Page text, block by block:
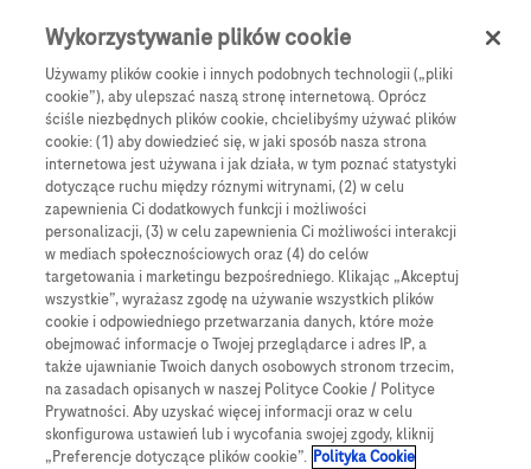
Skip navigation Menu
Ścieżka nawigacyjna
Wsparcie produktowe
Szkolenia i pomoc
Wsparcie produktowe
Wykorzystywanie plików cookie
Używamy plików cookie i innych podobnych technologii („pliki
cookie”), aby ulepszać naszą stronę internetową. Oprócz
ściśle niezbędnych plików cookie, chcielibyśmy używać plików
cookie: (1) aby dowiedzieć się, w jaki sposób nasza strona
internetowa jest używana i jak działa, w tym poznać statystyki
dotyczące ruchu między róznymi witrynami, (2) w celu
zapewnienia Ci dodatkowych funkcji i możliwości
personalizacji, (3) w celu zapewnienia Ci możliwości interakcji
w mediach społecznościowych oraz (4) do celów
targetowania i marketingu bezpośredniego. Klikając „Akceptuj
wszystkie”, wyrażasz zgodę na używanie wszystkich plików
cookie i odpowiedniego przetwarzania danych, które może
obejmować informacje o Twojej przeglądarce i adres IP, a
także ujawnianie Twoich danych osobowych stronom trzecim,
na zasadach opisanych w naszej Polityce Cookie / Polityce
Prywatności. Aby uzyskać więcej informacji oraz w celu
skonfigurowa ustawień lub i wycofania swojej zgody, kliknij
„Preferencje dotyczące plików cookie”. Polityka Cookie